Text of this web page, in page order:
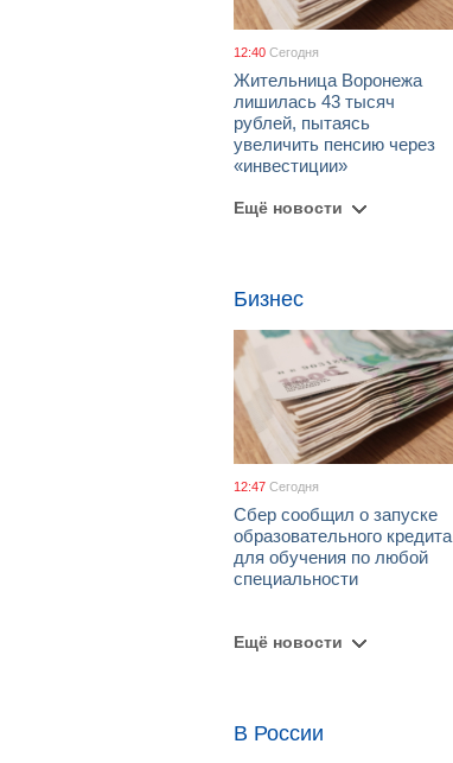
12:40 Сегодня
Жительница Воронежа
лишилась 43 тысяч
рублей, пытаясь
увеличить пенсию через
«инвестиции»
Ещё новости
Бизнес
12:47 Сегодня
Сбер сообщил о запуске
образовательного кредита
для обучения по любой
специальности
Ещё новости
В России